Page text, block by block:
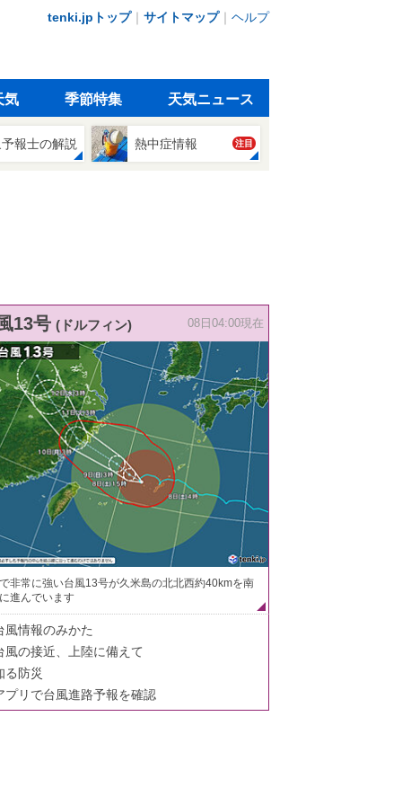
tenki.jpトップ｜ サイトマップ｜ ヘルプ
気 季節特集 天気ニュース
報士の解説 熱中症情報 注目
13号 (ドルフィン) 08日04:00現在
非常に強い台風13号が久米島の北北西約40kmを南
進んでいます
風情報のみかた
風の接近、上陸に備えて
る防災
プリで台風進路予報を確認